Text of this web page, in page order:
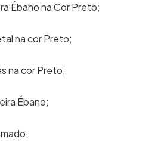
Ébano na Cor Preto;
na cor Preto;
na cor Preto;
Ébano;